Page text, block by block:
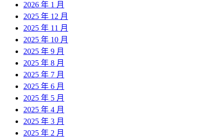
2026 年 1 月
2025 年 12 月
2025 年 11 月
2025 年 10 月
2025 年 9 月
2025 年 8 月
2025 年 7 月
2025 年 6 月
2025 年 5 月
2025 年 4 月
2025 年 3 月
2025 年 2 月